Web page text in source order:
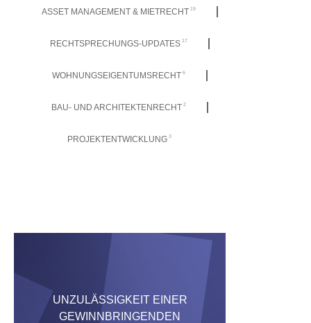
ASSET MANAGEMENT & MIETRECHT 19
RECHTSPRECHUNGS-UPDATES 17
WOHNUNGSEIGENTUMSRECHT 6
BAU- UND ARCHITEKTENRECHT 2
PROJEKTENTWICKLUNG 3
UNZULÄSSIGKEIT EINER
GEWINNBRINGENDEN